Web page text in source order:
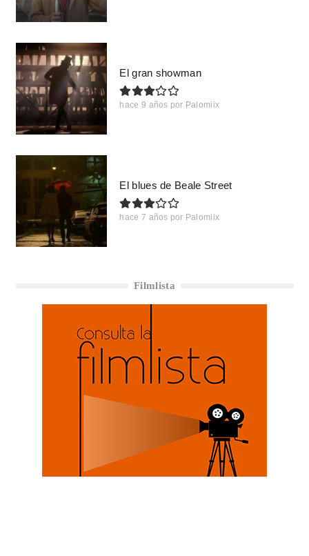
El gran showman
hace 9 años por Palomiix
El blues de Beale Street
hace 7 años por Palomiix
Filmlista